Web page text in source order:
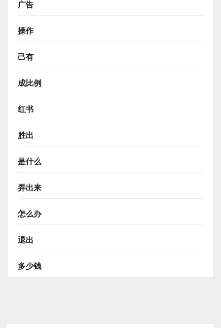
广告
操作
己有
成比例
红书
胜出
是什么
弄出来
怎么办
退出
多少钱